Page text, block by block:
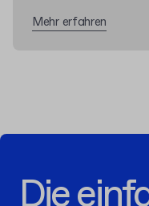
Mehr erfahren